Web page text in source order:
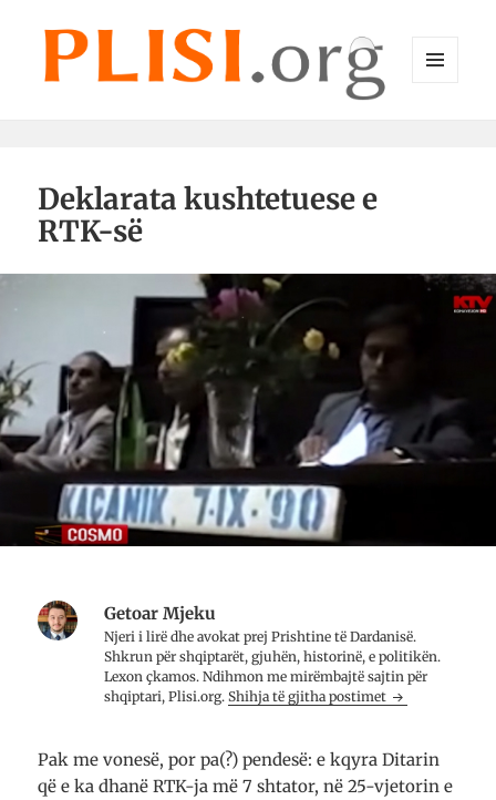
Deklarata kushtetuese e
RTK-së
Getoar Mjeku
Njeri i lirë dhe avo­kat prej Prish­tine të Dar­da­nisë.
Shkrun për shqip­tarët, gju­hën, histo­rinë, e poli­ti­kën.
Lexon çkamos. Ndih­mon me mirë­mbajtë saj­tin për
shqip­tari, Plisi.org.Shihja të gjitha postimet
Pak me vonesë, por pa(?) pendesë: e kqyra Ditarin
që e ka dhanë RTK-ja më 7 shtator, në 25-vjetorin e